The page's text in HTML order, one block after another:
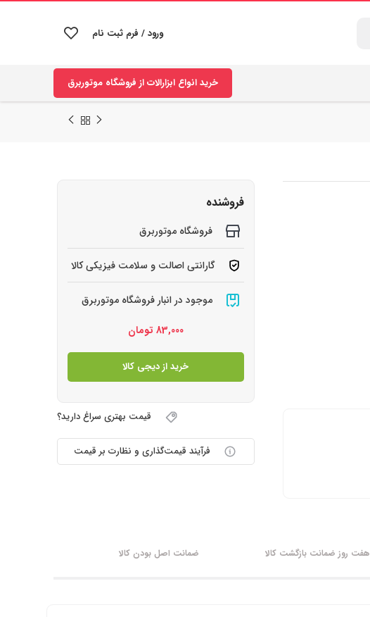
ورود / فرم ثبت نام
خرید انواع ابزارالات از فروشگاه موتوربرق
فروشنده
فروشگاه موتوربرق
گارانتی اصالت و سلامت فیزیکی کالا
موجود در انبار فروشگاه موتوربرق
83,000 تومان
خرید از دیجی کالا
قیمت بهتری سراغ دارید؟
فرآیند قیمت‌گذاری و نظارت بر قیمت
هفت روز ضمانت بازگشت کالا ضمانت اصل بودن کالا